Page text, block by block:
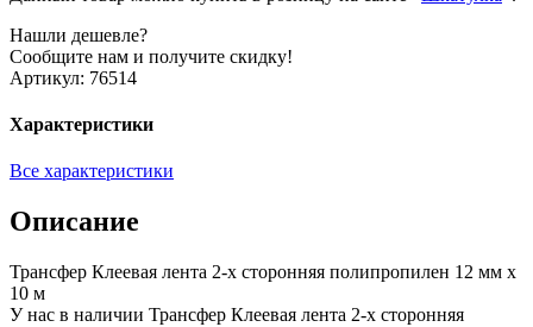
Нашли дешевле?
Сообщите нам и получите скидку!
Артикул: 76514
Характеристики
Все характеристики
Описание
Трансфер Клеевая лента 2-х сторонняя полипропилен 12 мм х
10 м
У нас в наличии Трансфер Клеевая лента 2-х сторонняя